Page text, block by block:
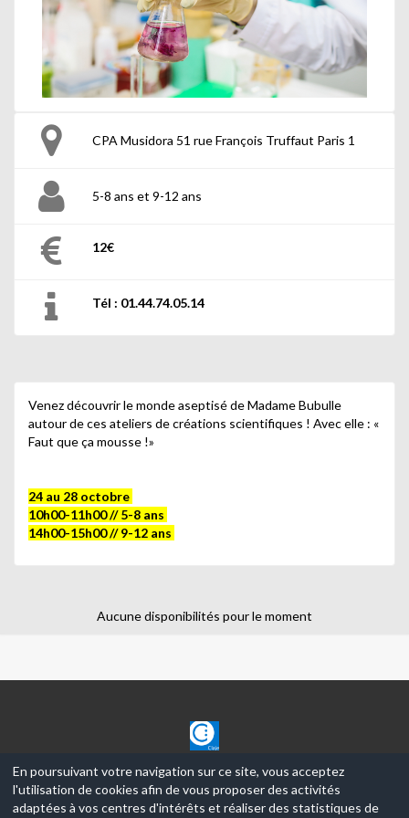
CPA Musidora 51 rue François Truffaut Paris 1
5-8 ans et 9-12 ans
12€
Tél : 01.44.74.05.14
Venez découvrir le monde aseptisé de Madame Bubulle
autour de ces ateliers de créations scientifiques ! Avec elle : «
Faut que ça mousse !»
24 au 28 octobre
10h00-11h00 // 5-8 ans
14h00-15h00 // 9-12 ans
Aucune disponibilités pour le moment
CLAJE
© 2017-2026, Ce site est propulsé par Aniapps.fr
En poursuivant votre navigation sur ce site, vous acceptez
l'utilisation de cookies afin de vous proposer des activités
adaptées à vos centres d'intérêts et réaliser des statistiques de